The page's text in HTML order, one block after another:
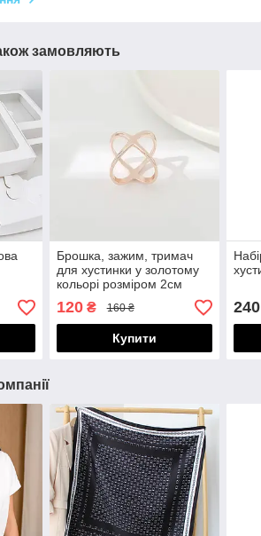
замовляють
Брошка, зажим, тримач
для хустинки у золотому
кольорі розміром 2см
100102
120₴ 160 ₴
Купити
240